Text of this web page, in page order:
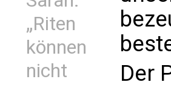
„Riten
können
nicht
Der